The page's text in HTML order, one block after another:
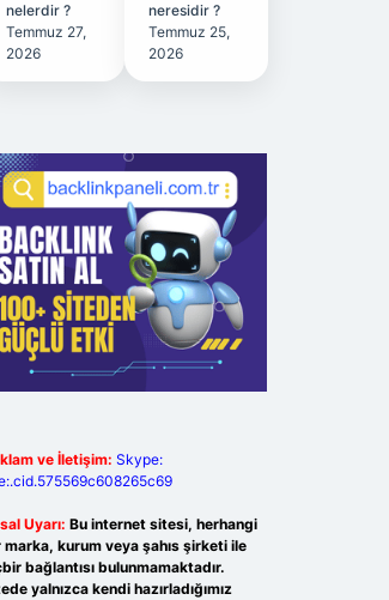
nelerdir ?
Temmuz 27,
2026
neresidir ?
Temmuz 25,
2026
ve İletişim: Skype:
Uyarı: Bu internet sitesi, herhangi
marka, kurum veya şahıs şirketi ile
bağlantısı bulunmamaktadır.
yalnızca kendi hazırladığımız